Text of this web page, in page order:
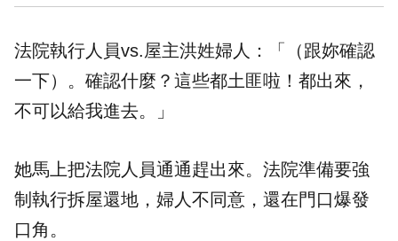
法院執行人員vs.屋主洪姓婦人：「（跟妳確認
一下）。確認什麼？這些都土匪啦！都出來，
不可以給我進去。」
她馬上把法院人員通通趕出來。法院準備要強
制執行拆屋還地，婦人不同意，還在門口爆發
口角。